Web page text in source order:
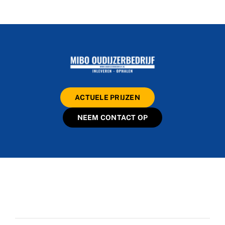
ACTUELE PRIJZEN
NEEM CONTACT OP